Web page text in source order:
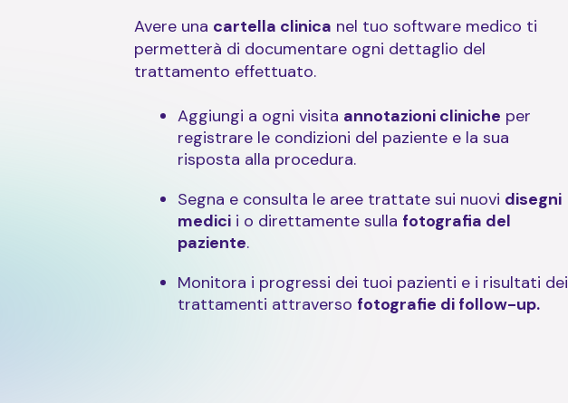
Avere una cartella clinica nel tuo software medico ti
permetterà di documentare ogni dettaglio del
trattamento effettuato.
Aggiungi a ogni visita annotazioni cliniche per
registrare le condizioni del paziente e la sua
risposta alla procedura.
Segna e consulta le aree trattate sui nuovi disegni
medicii o direttamente sulla fotografia del
paziente.
Monitora i progressi dei tuoi pazienti e i risultati dei
trattamenti attraverso fotografie di follow-up.